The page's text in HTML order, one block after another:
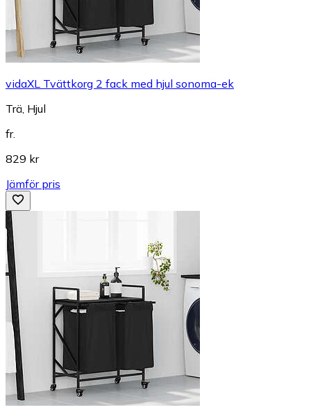
vidaXL Tvättkorg 2 fack med hjul sonoma-ek
Trä, Hjul
fr.
829 kr
Jämför pris